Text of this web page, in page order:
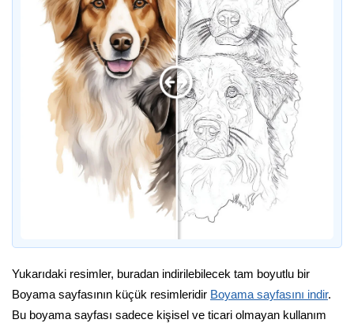
Yukarıdaki resimler, buradan indirilebilecek tam boyutlu bir
Boyama sayfasının küçük resimleridir Boyama sayfasını indir.
Bu boyama sayfası sadece kişisel ve ticari olmayan kullanım